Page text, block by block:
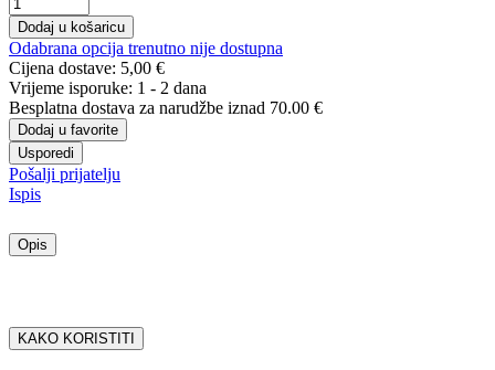
Dodaj u košaricu
Odabrana opcija trenutno nije dostupna
Cijena dostave: 5,00 €
Vrijeme isporuke: 1 - 2 dana
Besplatna dostava za narudžbe iznad 70.00 €
Dodaj u favorite
Usporedi
Pošalji prijatelju
Ispis
Opis
KAKO KORISTITI